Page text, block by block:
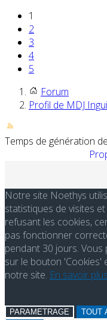
1
2
3
4
5
Forum
Profil de MDJ
Temps de génération
Notre site Noethys
statistiques de visites
refusant les cookies,
pas fonctionner
pendant 30 jours.
sur le bouton 'Cookies'
notre site. En savoir plus
PARAMETRAGE TOUT